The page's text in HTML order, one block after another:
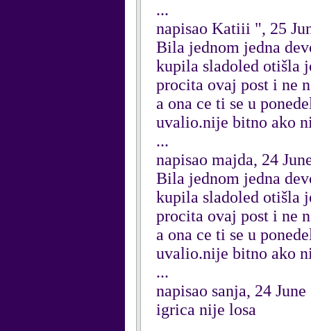
...
napisao Katiii ", 25
Bila jednom jedna
kupila sladoled otišla
procita ovaj post i ne
a ona ce ti se u
uvalio.nije bitno ako
...
napisao majda, 24
Bila jednom jedna
kupila sladoled otišla
procita ovaj post i ne
a ona ce ti se u
uvalio.nije bitno ako
...
napisao sanja, 24 June
igrica nije losa